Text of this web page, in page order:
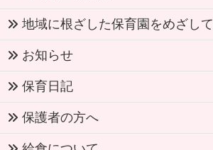
地域に根ざした保育園をめざして
お知らせ
保育日記
保護者の方へ